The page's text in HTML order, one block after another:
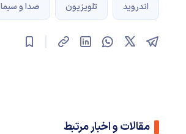
اندروید تلویزیون صدا و سیما
مقالات و اخبار مرتبط